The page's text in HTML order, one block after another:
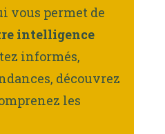
vous permet de
intelligence
informés,
découvrez
les